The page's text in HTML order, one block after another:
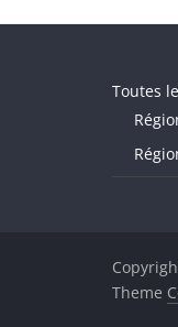
Toutes
Theme